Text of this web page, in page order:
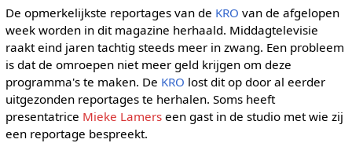
De opmerkelijkste reportages van de KRO van de afgelopen
week worden in dit magazine herhaald. Middagtelevisie
raakt eind jaren tachtig steeds meer in zwang. Een probleem
is dat de omroepen niet meer geld krijgen om deze
programma's te maken. De KRO lost dit op door al eerder
uitgezonden reportages te herhalen. Soms heeft
presentatrice Mieke Lamerseen gast in de studio met wie zij
een reportage bespreekt.